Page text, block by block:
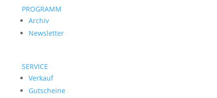
PROGRAMM
Archiv
Newsletter
SERVICE
Verkauf
Gutscheine